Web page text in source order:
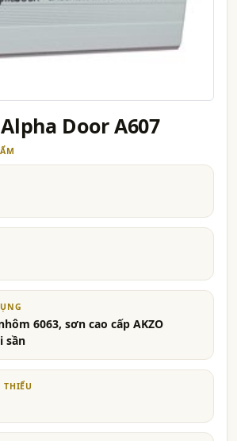
Door A607
6063, sơn cao cấp AKZO
sần